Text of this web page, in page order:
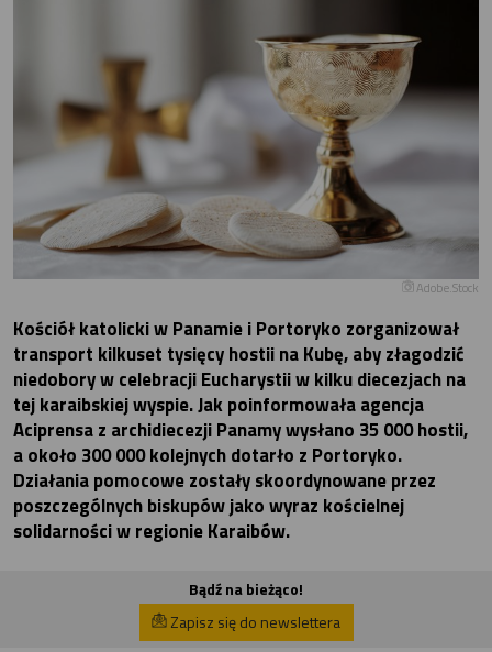
Adobe.Stock
Kościół katolicki w Panamie i Portoryko zorganizował
transport kilkuset tysięcy hostii na Kubę, aby złagodzić
niedobory w celebracji Eucharystii w kilku diecezjach na
tej karaibskiej wyspie. Jak poinformowała agencja
Aciprensa z archidiecezji Panamy wysłano 35 000 hostii,
a około 300 000 kolejnych dotarło z Portoryko.
Działania pomocowe zostały skoordynowane przez
poszczególnych biskupów jako wyraz kościelnej
solidarności w regionie Karaibów.
Bądź na bieżąco!
Zapisz się do newslettera